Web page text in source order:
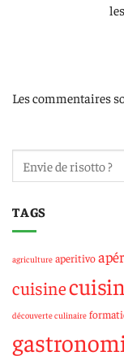
Les commentaires
TAGS
agriculture aperitivo
cuisine
découverte culinaire